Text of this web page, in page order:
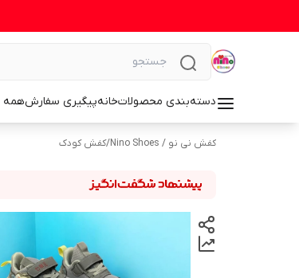
دسته‌بندی محصولاتخانهپیگیری سفارشهمه
کفش نی نو / Nino Shoes /کفش کودک